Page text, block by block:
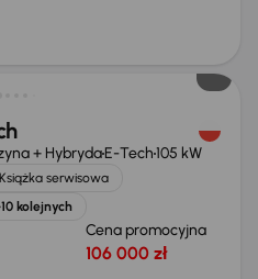
+ HybrydaE-Tech105 kW
Książka serwisowa
kolejnych
Cena promocyjna
106 000 zł